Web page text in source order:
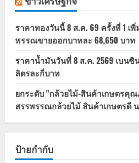
ราคาทองวันนี้ 8 ส.ค. 69 ครั้งที่ 1 เ
พรรณขายออกบาทละ 68,650 บาท
ราคาน้ำมันวันที่ 8 ส.ค. 2569 เบน
ลิตรละกี่บาท
ยกระดับ "กล้วยไม้-สินค้าเกษตรคุ
สรรพรรณกล้วยไม้ สินค้าเกษตรดี
ป้ายกำกับ